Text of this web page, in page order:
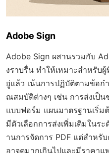
Adobe Sign
Adobe Sign ผสานรวมกับ
งราบรื่น ทำให้เหมาะสำหรับ
ยู่แล้ว เน้นการปฏิบัติตามข้อก
ณสมบัติต่างๆ เช่น การส่งเป็
แบบฟอร์ม แผนมาตรฐานเริ่
มีตัวเลือกการส่งเพิ่มเติมในร
านการจัดการ PDF แต่สำหรั
อาจดูมากเกินไปและมีราคาแ